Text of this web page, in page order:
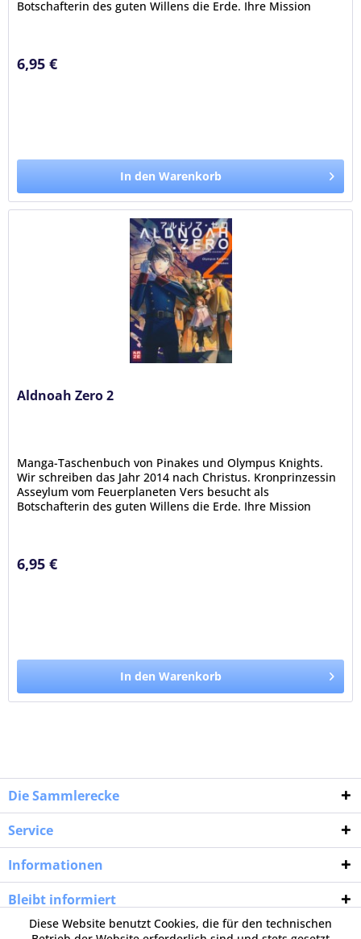
Botschafterin des guten Willens die Erde. Ihre Mission
6,95 €
In den Warenkorb
Aldnoah Zero 2
Manga-Taschenbuch von Pinakes und Olympus Knights.
Wir schreiben das Jahr 2014 nach Christus. Kronprinzessin
Asseylum vom Feuerplaneten Vers besucht als
Botschafterin des guten Willens die Erde. Ihre Mission
6,95 €
In den Warenkorb
Die Sammlerecke
Service
Informationen
Bleibt informiert
Diese Website benutzt Cookies, die für den technischen